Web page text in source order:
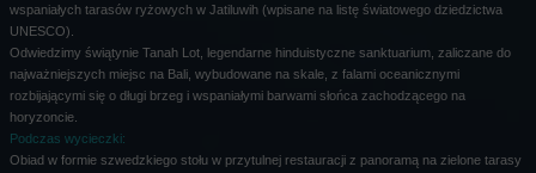
wspaniałych tarasów ryżowych w Jatiluwih (wpisane na listę światowego dziedzictwa
UNESCO).
Odwiedzimy świątynie Tanah Lot, legendarne hinduistyczne sanktuarium, zaliczane do
najważniejszych miejsc na Bali, wybudowane na skale, z falami oceanicznymi
rozbijającymi się o długi brzeg i wspaniałymi barwami słońca zachodzącego na
horyzoncie.
Podczas wycieczki:
Obiad w formie szwedzkiego stołu w przytulnej restauracji z panoramą na zielone tarasy